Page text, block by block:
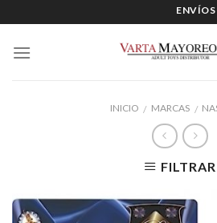
to
content
ENVÍOS
INICIO / MARCAS /
FILTRAR